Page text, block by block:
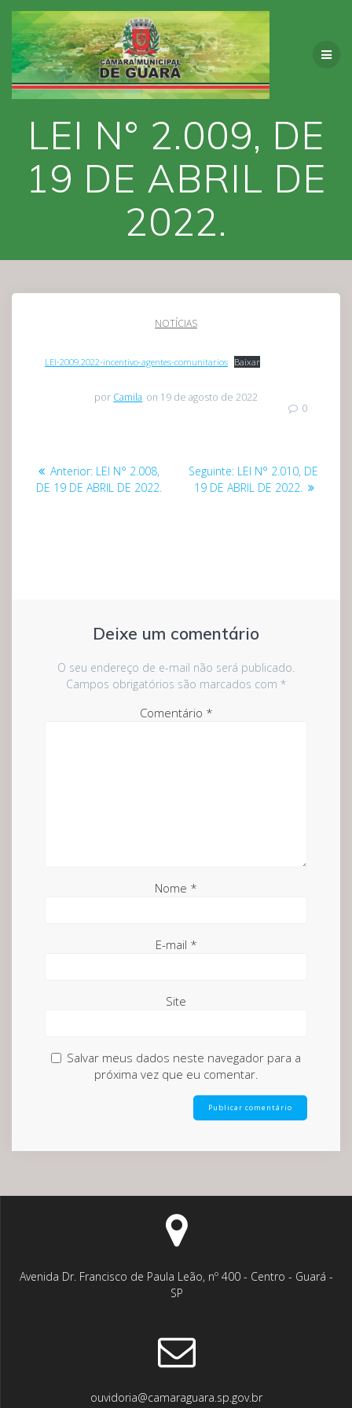
Skip
to
content
LEI N° 2.009, DE
19 DE ABRIL DE
2022.
NOTÍCIAS
LEI-2009.2022-incentivo-agentes-comunitarios Baixar
por Camila on 19 de agosto de 2022
0
Navegação
de
Anterior: Post
anterior:
LEI N° 2.008,
DE 19 DE ABRIL DE 2022.
Seguinte: Post
seguinte:
LEI N° 2.010, DE
19 DE ABRIL DE 2022.
Deixe um comentário
O seu endereço de e-mail não será publicado.
Campos obrigatórios são marcados com *
Comentário *
Nome *
E-mail *
Site
Salvar meus dados neste navegador para a
próxima vez que eu comentar.
Avenida Dr. Francisco de Paula Leão, nº 400 - Centro - Guará -
SP
ouvidoria@camaraguara.sp.gov.br